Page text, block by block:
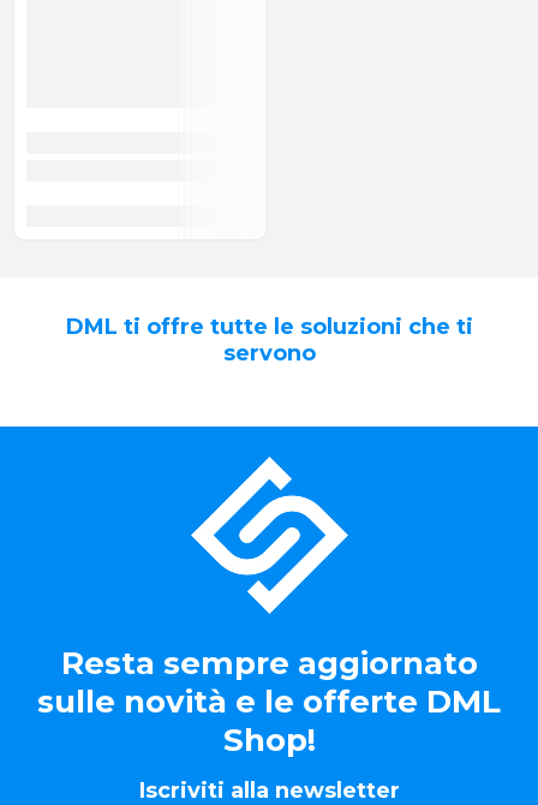
DML ti offre tutte le soluzioni che ti
servono
Resta sempre aggiornato
sulle novità e le offerte DML
Shop!
Iscriviti alla newsletter